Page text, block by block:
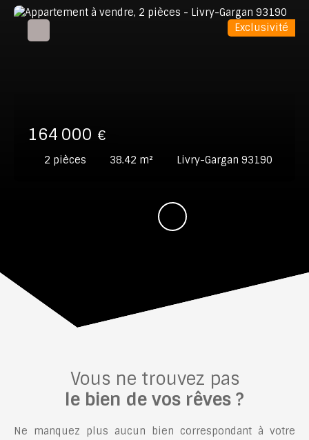
164 000 €
2 pièces 38.42 m² Livry-Gargan 93190
Exclusivité
Vous ne trouvez pas
le bien de vos rêves ?
Ne manquez plus aucun bien correspondant à votre